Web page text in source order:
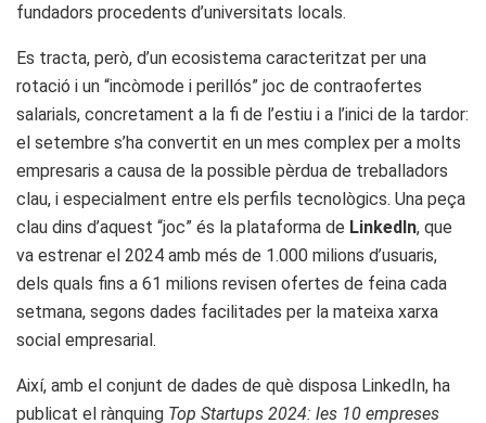
fundadors procedents d’universitats locals.
Es tracta, però, d’un ecosistema caracteritzat per una
rotació i un “incòmode i perillós” joc de contraofertes
salarials, concretament a la fi de l’estiu i a l’inici de la tardor:
el setembre s’ha convertit en un mes complex per a molts
empresaris a causa de la possible pèrdua de treballadors
clau, i especialment entre els perfils tecnològics. Una peça
clau dins d’aquest “joc” és la plataforma de LinkedIn, que
va estrenar el 2024 amb més de 1.000 milions d’usuaris,
dels quals fins a 61 milions revisen ofertes de feina cada
setmana, segons dades facilitades per la mateixa xarxa
social empresarial.
Així, amb el conjunt de dades de què disposa LinkedIn, ha
publicat el rànquing Top Startups 2024: les 10 empreses